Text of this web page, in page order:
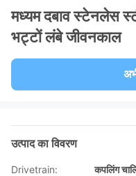
मध्यम दबाव स्टेनलेस
भट्टों लंबे जीवनकाल
उत्पाद का विवरण
Drivetrain:
कपलिंग